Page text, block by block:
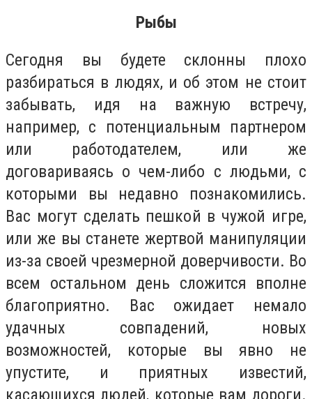
Рыбы
Сегодня вы будете склонны плохо
разбираться в людях, и об этом не стоит
забывать, идя на важную встречу,
например, с потенциальным партнером
или работодателем, или же
договариваясь о чем-либо с людьми, с
которыми вы недавно познакомились.
Вас могут сделать пешкой в чужой игре,
или же вы станете жертвой манипуляции
из-за своей чрезмерной доверчивости. Во
всем остальном день сложится вполне
благоприятно. Вас ожидает немало
удачных совпадений, новых
возможностей, которые вы явно не
упустите, и приятных известий,
касающихся людей, которые вам дороги.